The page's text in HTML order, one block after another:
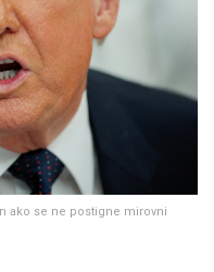
ako se ne postigne mirovni